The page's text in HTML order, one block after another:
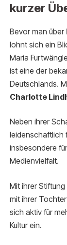
kurzer
Bevor man über
lohnt sich ein
Maria
ist eine der
Deutschlands.
Charlotte
Neben ihrer
leidenschaftlich
insbesondere
Medienvielfalt.
Mit ihrer Stiftung
mit ihrer
sich aktiv für
Kultur ein.